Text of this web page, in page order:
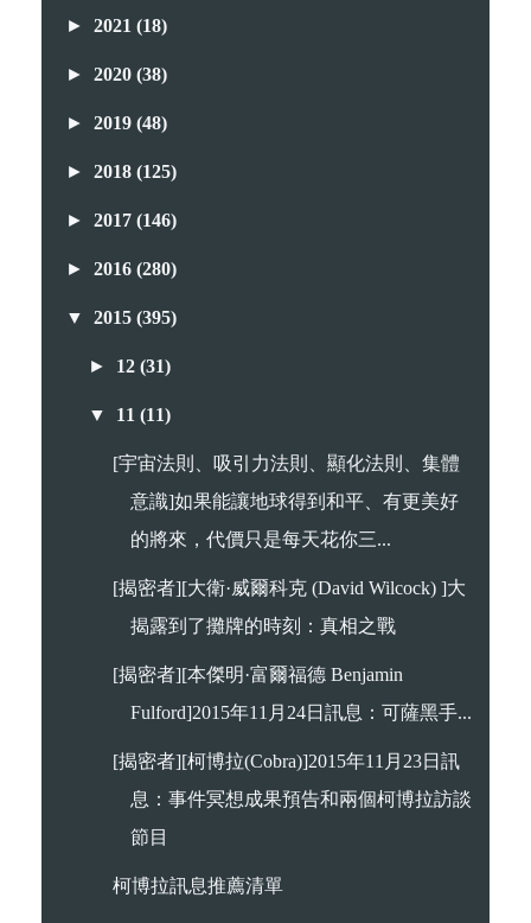
► 2021 (18)
► 2020 (38)
► 2019 (48)
► 2018 (125)
► 2017 (146)
► 2016 (280)
▼ 2015 (395)
► 12(31)
▼ 11(11)
[宇宙法則、吸引力法則、顯化法則、集體
意識]如果能讓地球得到和平、有更美好
的將來，代價只是每天花你三...
[揭密者][大衛·威爾科克 (David Wilcock) ]大
揭露到了攤牌的時刻：真相之戰
[揭密者][本傑明·富爾福德 Benjamin
Fulford]2015年11月24日訊息：可薩黑手...
[揭密者][柯博拉(Cobra)]2015年11月23日訊
息：事件冥想成果預告和兩個柯博拉訪談
節目
柯博拉訊息推薦清單